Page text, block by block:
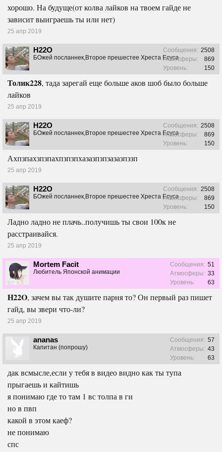
хорошо. На будуще(от колва лайков на твоем гайде не
зависит выиграешь ты или нет)
25 апр 2019
H22O
БОжей посланнек,Второе прешестее Хреста Есуса
Сообщения: 2508
Атмосферы:
869
Уровень:
150
Толик228, тада зарегай еще больше аков шоб было больше
лайков
25 апр 2019
H22O
БОжей посланнек,Второе прешестее Хреста Есуса
Сообщения: 2508
Атмосферы:
869
Уровень:
150
Ахпзпахзпзпахпзпзпхазазпзпзазазпззп
25 апр 2019
H22O
БОжей посланнек,Второе прешестее Хреста Есуса
Сообщения: 2508
Атмосферы:
869
Уровень:
150
Ладно ладно не плачь..получишь ты свои 100к не
расстраивайся.
25 апр 2019
Mortem Facit
Любитель Японской анимации
Сообщения: 51
Атмосферы: 33
Уровень:
63
H22O, зачем вы так душите парня то? Он первый раз пишет
гайд, вы звери что-ли?
25 апр 2019
ananas
Капитан (попрошу)
Сообщения: 57
Атмосферы: 43
Уровень:
63
дак всмысле,если у тебя в видео видно как ты тупа
прыгаешь и кайтишь
я понимаю где то там 1 вс толпа в ги
но в пвп
какой в этом каеф?
не понимаю
спс